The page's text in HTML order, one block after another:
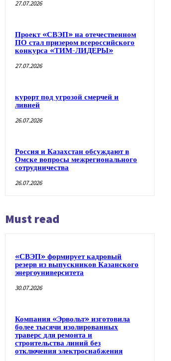
27.07.2026
Проект «СВЭП» на отечественном
ПО стал призером всероссийского
конкурса «ТИМ-ЛИДЕРЫ»
27.07.2026
курорт под угрозой смерчей и
ливней
26.07.2026
Россия и Казахстан обсуждают в
Омске вопросы межрегионального
сотрудничества
26.07.2026
Must read
«СВЭП» формирует кадровый
резерв из выпускников Казанского
энергоуниверситета
30.07.2026
Компания «Эрвольт» изготовила
более тысячи изолированных
траверс для ремонта и
строительства линий без
отключения электроснабжения